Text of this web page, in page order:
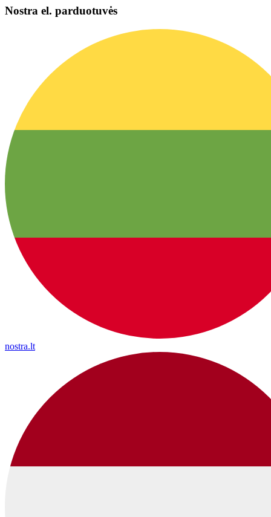
Nostra el. parduotuvės
nostra.lt